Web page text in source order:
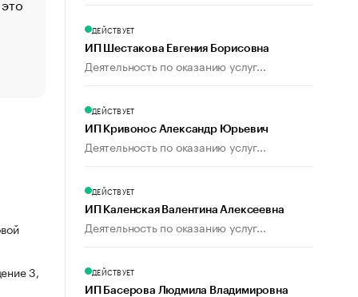
Что обвинения против Павла Дурова значат для
пользователей
3,
ДЕЙСТВУЕТ
ИП Шестакова Евгения Борисовна
Деятельность по оказанию услуг...
ДЕЙСТВУЕТ
ИП Кривонос Александр Юрьевич
Деятельность по оказанию услуг...
ДЕЙСТВУЕТ
ИП Каленская Валентина Алексеевна
Деятельность по оказанию услуг...
ДЕЙСТВУЕТ
ИП Басерова Людмила Владимировна